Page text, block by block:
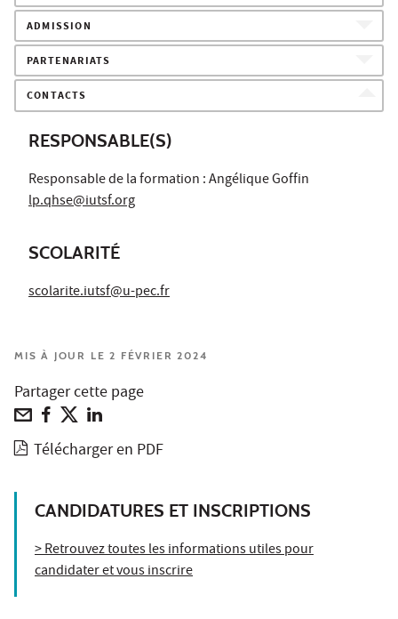
ADMISSION
PARTENARIATS
CONTACTS
RESPONSABLE(S)
Responsable de la formation : Angélique Goffin
lp.qhse@iutsf.org
SCOLARITÉ
scolarite.iutsf@u-pec.fr
MIS À JOUR LE 2 FÉVRIER 2024
Partager cette page
Télécharger en PDF
CANDIDATURES ET INSCRIPTIONS
> Retrouvez toutes les informations utiles pour
candidater et vous inscrire